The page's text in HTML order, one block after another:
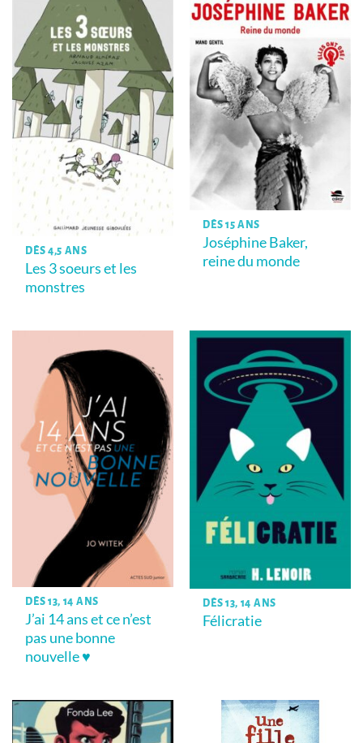
DÈS 4,5 ANS
Les 3 soeurs et les
monstres
DÈS 15 ANS
Joséphine Baker,
reine du monde
DÈS 13, 14 ANS
J’ai 14 ans et ce n’est
pas une bonne
nouvelle ♥
DÈS 13, 14 ANS
Félicratie